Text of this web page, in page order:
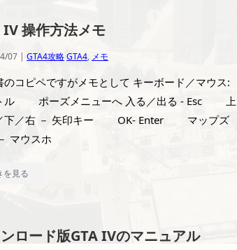
IV 操作方法メモ
07 | GTA4攻略GTA4, メモ
のコピペですがメモとして キーボード／マウス:
ル ポーズメニューへ 入る／出る - Esc 上
下／右 － 矢印キー OK- Enter マップズ
マウスホ
を見る
ロード版GTA IVのマニュアル